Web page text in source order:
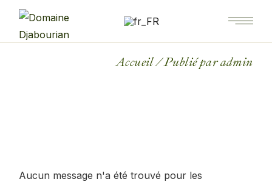
Accueil Publié par admin
Aucun message n'a été trouvé pour les